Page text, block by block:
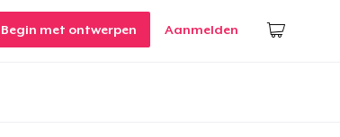
Begin met ontwerpen Aanmelden